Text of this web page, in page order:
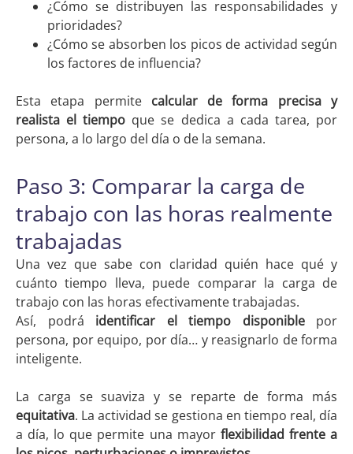
¿Cómo se distribuyen las responsabilidades y
prioridades?
¿Cómo se absorben los picos de actividad según
los factores de influencia?
Esta etapa permite calcular de forma precisa y
realista el tiempo que se dedica a cada tarea, por
persona, a lo largo del día o de la semana.
Paso 3: Comparar la carga de
trabajo con las horas realmente
trabajadas
Una vez que sabe con claridad quién hace qué y
cuánto tiempo lleva, puede comparar la carga de
trabajo con las horas efectivamente trabajadas.
Así, podrá identificar el tiempo disponiblepor
persona, por equipo, por día… y reasignarlo de forma
inteligente.
La carga se suaviza y se reparte de forma más
equitativa. La actividad se gestiona en tiempo real, día
a día, lo que permite una mayor flexibilidad frente a